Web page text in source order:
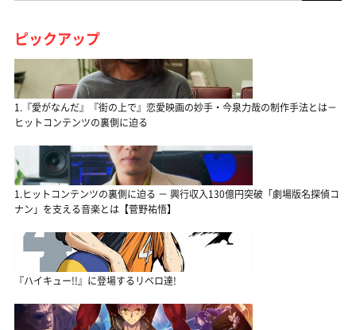
ピックアップ
1.『愛がなんだ』『街の上で』恋愛映画の妙手・今泉力哉の制作手法とは－
ヒットコンテンツの裏側に迫る
1.ヒットコンテンツの裏側に迫る － 興行収入130億円突破「劇場版名探偵コ
ナン」を支える音楽とは【菅野祐悟】
『ハイキュー!!』に登場するリベロ達!